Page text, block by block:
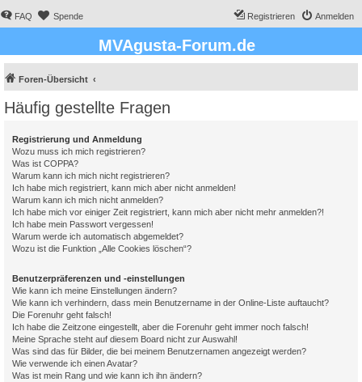
FAQ Spende Anmelden
Registrieren
MVAgusta-Forum.de
Foren-Übersicht
Häufig gestellte Fragen
Registrierung und Anmeldung
Wozu muss ich mich registrieren?
Was ist COPPA?
Warum kann ich mich nicht registrieren?
Ich habe mich registriert, kann mich aber nicht anmelden!
Warum kann ich mich nicht anmelden?
Ich habe mich vor einiger Zeit registriert, kann mich aber nicht mehr anmelden?!
Ich habe mein Passwort vergessen!
Warum werde ich automatisch abgemeldet?
Wozu ist die Funktion „Alle Cookies löschen“?
Benutzerpräferenzen und -einstellungen
Wie kann ich meine Einstellungen ändern?
Wie kann ich verhindern, dass mein Benutzername in der Online-Liste auftaucht?
Die Forenuhr geht falsch!
Ich habe die Zeitzone eingestellt, aber die Forenuhr geht immer noch falsch!
Meine Sprache steht auf diesem Board nicht zur Auswahl!
Was sind das für Bilder, die bei meinem Benutzernamen angezeigt werden?
Wie verwende ich einen Avatar?
Was ist mein Rang und wie kann ich ihn ändern?